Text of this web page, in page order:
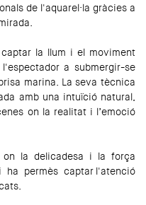
de l'aquarel·la gràcies a
la llum i el moviment
a submergir-se
marina. La seva tècnica
amb una intuïció natural,
on la realitat i l’emoció
la delicadesa i la força
permès captar l'atenció